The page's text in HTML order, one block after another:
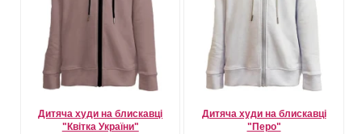
Дитяча худи на блискавці
"Квітка України"
Дитяча худи на блискавці
"Перо"